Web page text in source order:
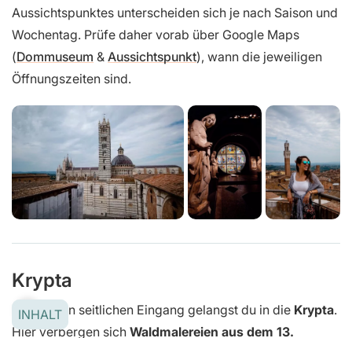
Aussichtspunktes unterscheiden sich je nach Saison und
Wochentag. Prüfe daher vorab über Google Maps
(Dommuseum & Aussichtspunkt), wann die jeweiligen
Öffnungszeiten sind.
Krypta
Über einen seitlichen Eingang gelangst du in die Krypta.
Hier verbergen sich Waldmalereien aus dem 13.
INHALT